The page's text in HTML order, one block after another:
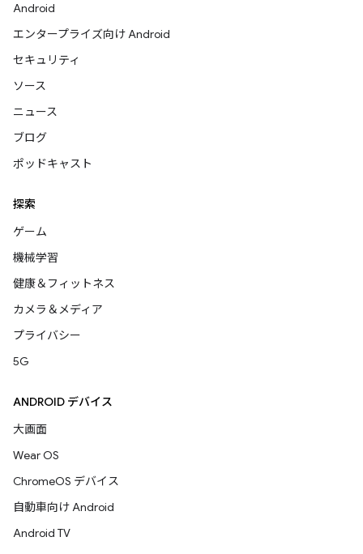
Android
エンタープライズ向け Android
セキュリティ
ソース
ニュース
ブログ
ポッドキャスト
探索
ゲーム
機械学習
健康＆フィットネス
カメラ＆メディア
プライバシー
5G
ANDROID デバイス
大画面
Wear OS
ChromeOS デバイス
自動車向け Android
Android TV